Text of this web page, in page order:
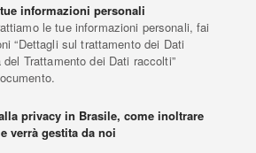
informazioni personali
le tue informazioni personali, fai
“Dettagli sul trattamento dei Dati
del Trattamento dei Dati raccolti”
privacy in Brasile, come inoltrare
verrà gestita da noi